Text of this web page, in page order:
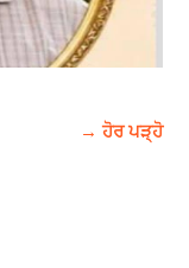
→ ਹੋਰ ਪੜ੍ਹੋ